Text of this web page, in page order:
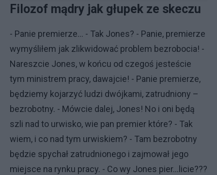
Filozof mądry jak głupek ze skeczu
- Panie premierze… - Tak Jones? - Panie, premierze
wymyśliłem jak zlikwidować problem bezrobocia! -
Nareszcie Jones, w końcu od czegoś jesteście
tym ministrem pracy, dawajcie! - Panie premierze,
będziemy kojarzyć ludzi dwójkami, zatrudniony –
bezrobotny. - Mówcie dalej, Jones! No i oni będą
szli nad to urwisko, wie pan premier które? - Tak
wiem, i co nad tym urwiskiem? - Tam bezrobotny
będzie spychał zatrudnionego i zajmował jego
miejsce na rynku pracy. - Co wy Jones pier…licie???